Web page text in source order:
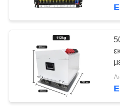
SITEMAP
PRIVACY
POLICYενισχυτής